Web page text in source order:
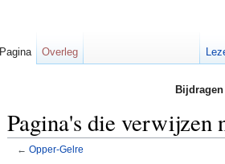
Pagina's die verwijzen
← Opper-Gelre
Pagina Overleg